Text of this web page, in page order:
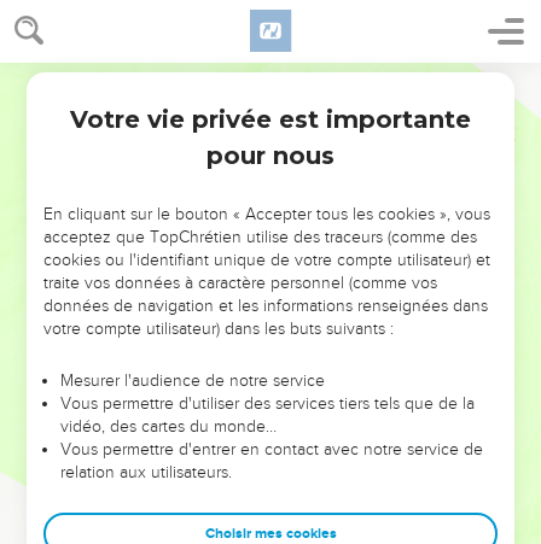
NE MANQUEZ PAS L’ÉVÉNEMENT
DE L’ANNÉE !
ET SI LEURS ERREURS POUVAIENT VOUS ÉVITER LES
VOTRES ?
leur foi ou leur vision. Mais on voit moins les doutes, les erreurs
et les saisons difficiles qu'ils ont traversés, alors même que ce
sont elles qui les ont façonnés.
Dans cette conférence, leaders, entrepreneurs, et responsables
clés pour avancer avec plus de sagesse afin que leurs erreurs
Votre vie privée est importante
pour nous
En cliquant sur le bouton « Accepter tous les cookies », vous
acceptez que TopChrétien utilise des traceurs (comme des
cookies ou l'identifiant unique de votre compte utilisateur) et
traite vos données à caractère personnel (comme vos
données de navigation et les informations renseignées dans
votre compte utilisateur) dans les buts suivants :
Mesurer l'audience de notre service
Vous permettre d'utiliser des services tiers tels que de la
vidéo, des cartes du monde…
Vous permettre d'entrer en contact avec notre service de
relation aux utilisateurs.
Choisir mes cookies